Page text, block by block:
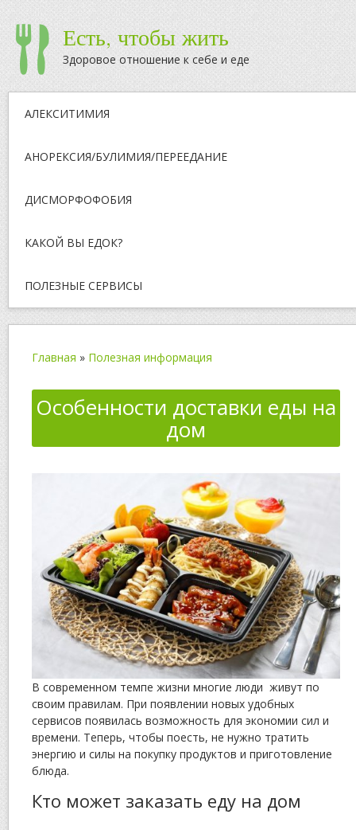
Есть, чтобы жить
Здоровое отношение к себе и еде
АЛЕКСИТИМИЯ
АНОРЕКСИЯ/БУЛИМИЯ/ПЕРЕЕДАНИЕ
ДИСМОРФОФОБИЯ
КАКОЙ ВЫ ЕДОК?
ПОЛЕЗНЫЕ СЕРВИСЫ
Главная » Полезная информация
Особенности доставки еды на
дом
В современном темпе жизни многие люди живут по
своим правилам. При появлении новых удобных
сервисов появилась возможность для экономии сил и
времени. Теперь, чтобы поесть, не нужно тратить
энергию и силы на покупку продуктов и приготовление
блюда.
Кто может заказать еду на дом